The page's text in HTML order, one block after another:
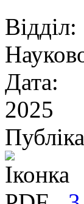
Відділ:
Дата:
2025